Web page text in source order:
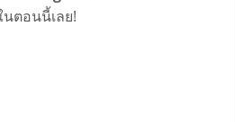
ตอนนี้เลย!